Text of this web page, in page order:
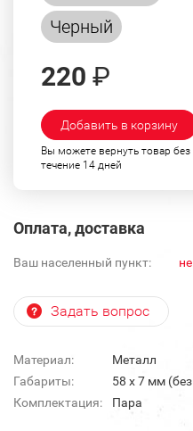
Черный
220 ₽
Добавить в корзину
Вы можете вернуть товар
течение 14 дней
Оплата, доставка
Ваш населенный пункт:
Задать вопрос
Материал:
Металл
Габариты:
58 х 7 мм
Комплектация:
Пара